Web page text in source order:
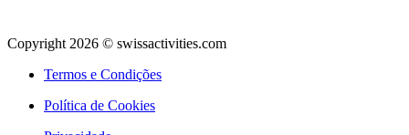
Copyright 2026 © swissactivities.com
Termos e Condições
Política de Cookies